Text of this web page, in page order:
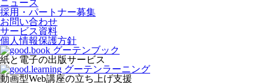
ニュース
採用・パートナー募集
お問い合わせ
サービス資料
個人情報保護方針
紙と電子の出版サービス
動画型Web講座の立ち上げ支援